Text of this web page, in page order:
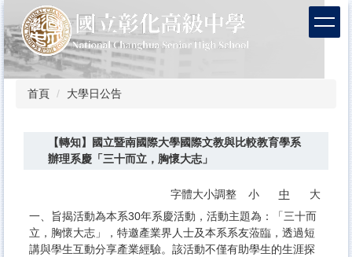
到
主
要
內
首頁 大學日公告
【轉知】國立暨南國際大學國際文教與比較教育學系
辦理系慶「三十而立，胸懷大志」
字體大小調整 小 中
大
一、旨揭活動為本系30年系慶活動，活動主題為：「三十而
立，胸懷大志」，特邀產業界人士及本系系友蒞臨，透過短
講與學生互動分享產業經驗。該活動不僅有助學生的生涯探